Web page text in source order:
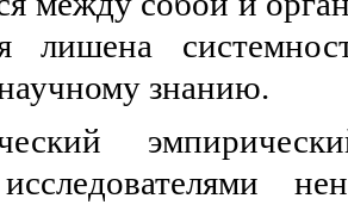
лишена
знанию.